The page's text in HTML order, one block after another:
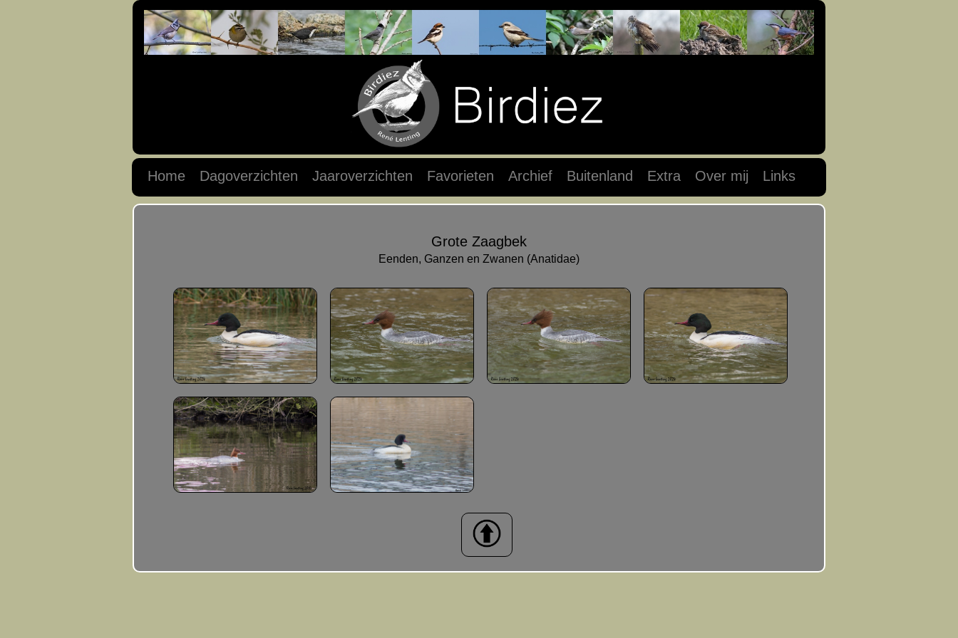
Home Dagoverzichten Jaaroverzichten Favorieten Archief Buitenland Extra Over mij Links
Grote Zaagbek
Eenden, Ganzen en Zwanen (Anatidae)